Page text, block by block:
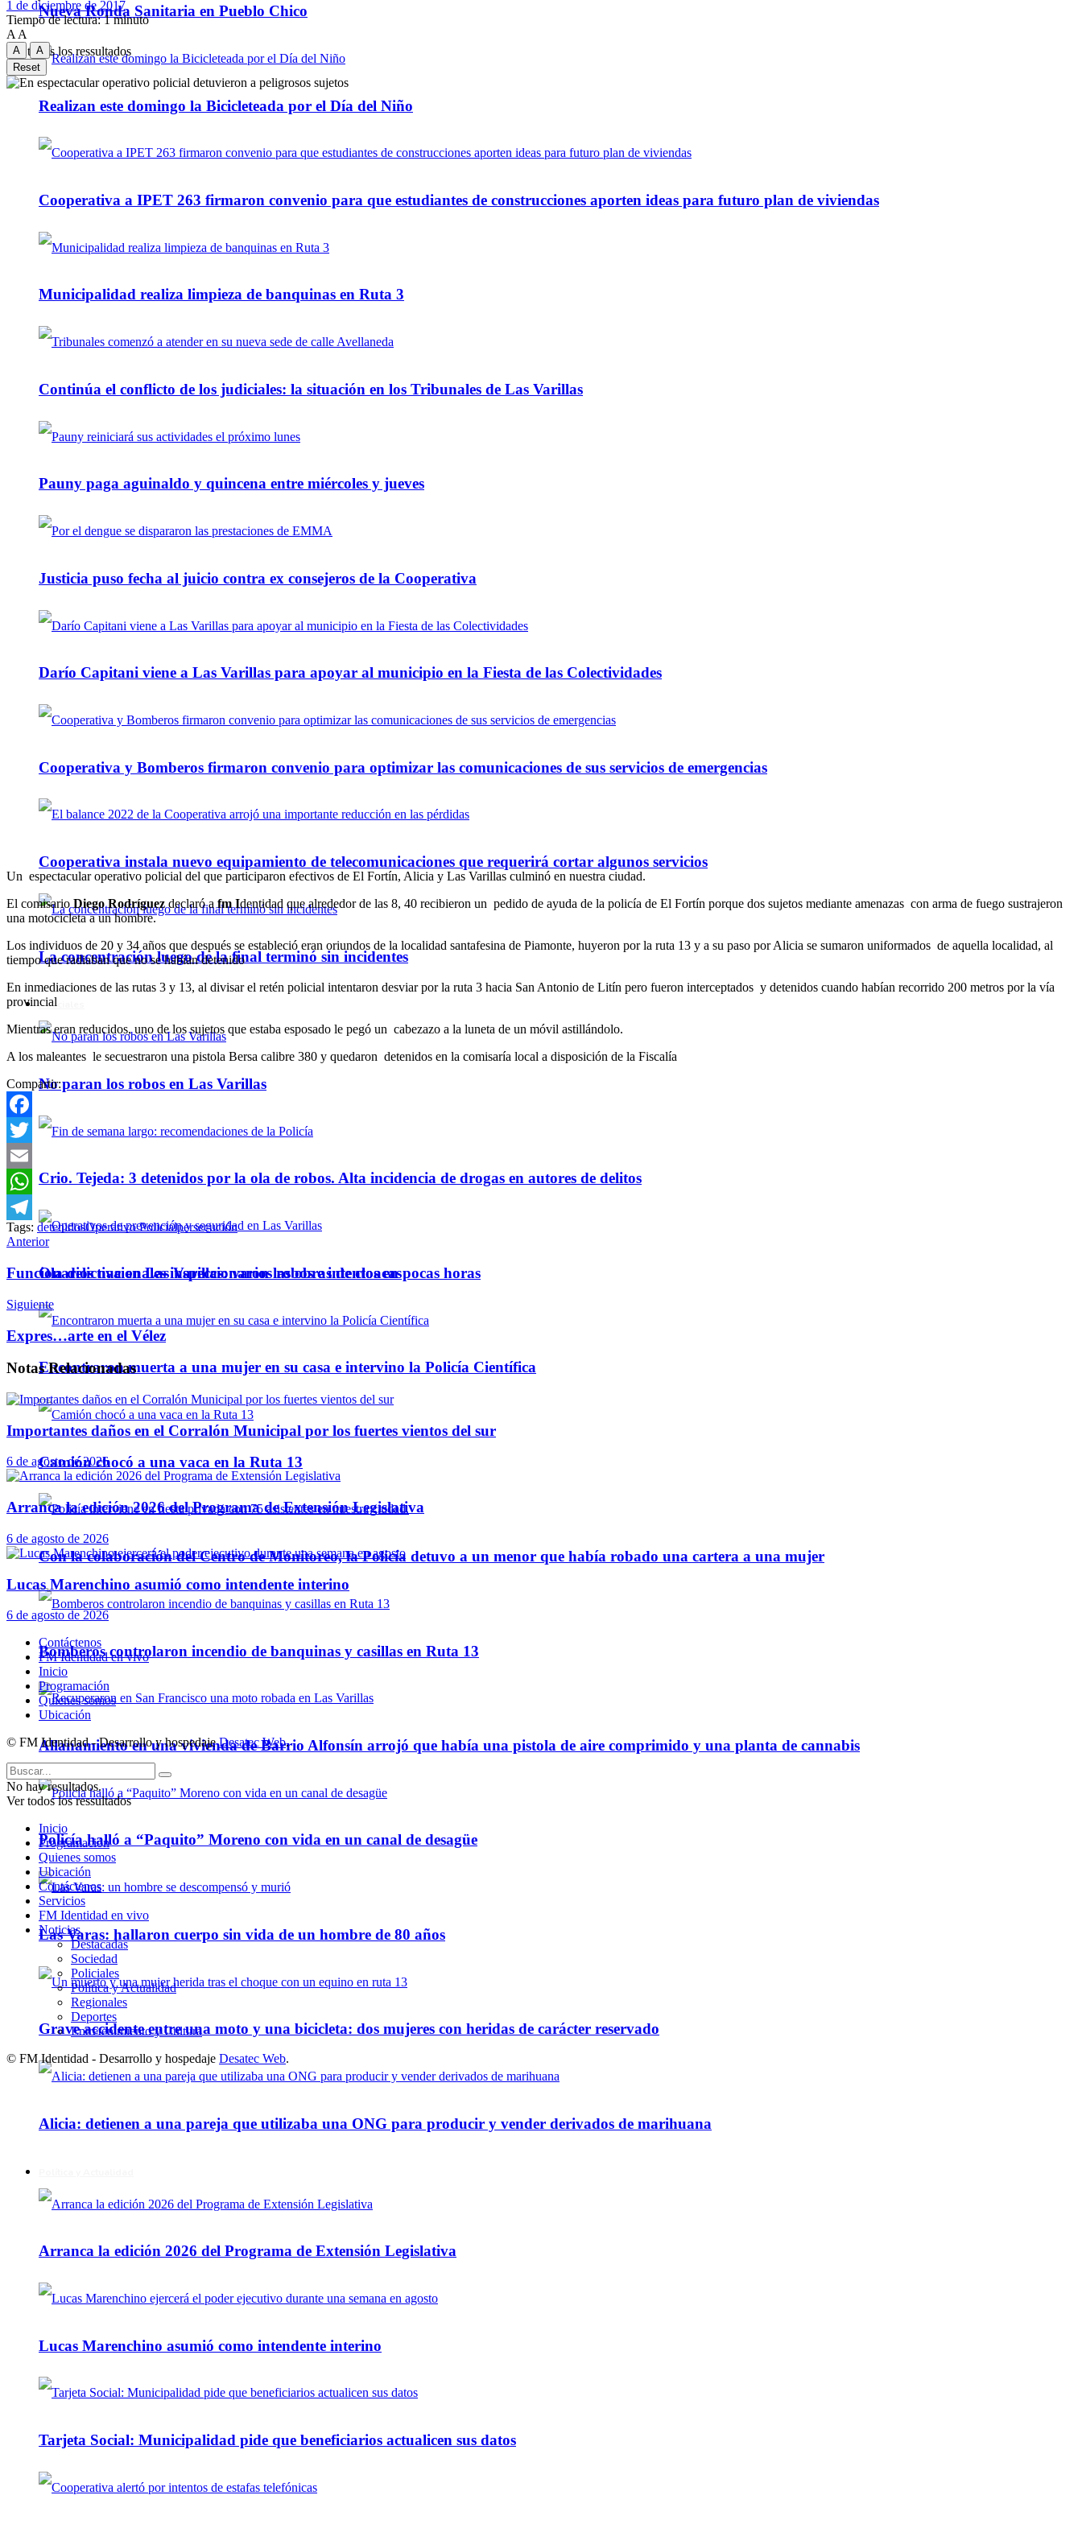
Nueva Ronda Sanitaria en Pueblo Chico
Realizan este domingo la Bicicleteada por el Día del Niño
Cooperativa a IPET 263 firmaron convenio para que estudiantes de construcciones aporten ideas para futuro plan de viviendas
Municipalidad realiza limpieza de banquinas en Ruta 3
Continúa el conflicto de los judiciales: la situación en los Tribunales de Las Varillas
Pauny paga aguinaldo y quincena entre miércoles y jueves
Justicia puso fecha al juicio contra ex consejeros de la Cooperativa
Darío Capitani viene a Las Varillas para apoyar al municipio en la Fiesta de las Colectividades
Cooperativa y Bomberos firmaron convenio para optimizar las comunicaciones de sus servicios de emergencias
Cooperativa instala nuevo equipamiento de telecomunicaciones que requerirá cortar algunos servicios
La concentración luego de la final terminó sin incidentes
Policiales
No paran los robos en Las Varillas
Crio. Tejeda: 3 detenidos por la ola de robos. Alta incidencia de drogas en autores de delitos
Ola delictiva en Las Varillas: varios robos e intentos en pocas horas
Encontraron muerta a una mujer en su casa e intervino la Policía Científica
Camión chocó a una vaca en la Ruta 13
Con la colaboración del Centro de Monitoreo, la Policía detuvo a un menor que había robado una cartera a una mujer
Bomberos controlaron incendio de banquinas y casillas en Ruta 13
Allanamiento en una vivienda de Barrio Alfonsín arrojó que había una pistola de aire comprimido y una planta de cannabis
Policía halló a “Paquito” Moreno con vida en un canal de desagüe
Las Varas: hallaron cuerpo sin vida de un hombre de 80 años
Grave accidente entre una moto y una bicicleta: dos mujeres con heridas de carácter reservado
Alicia: detienen a una pareja que utilizaba una ONG para producir y vender derivados de marihuana
Arranca la edición 2026 del Programa de Extensión Legislativa
Lucas Marenchino asumió como intendente interino
Tarjeta Social: Municipalidad pide que beneficiarios actualicen sus datos
Ver todos los ressultados
1 de diciembre de 2017
Tiempo de lectura: 1 minuto
A A
A
A
Reset
Un espectacular operativo policial del que participaron efectivos de El Fortín, Alicia y Las Varillas culminó en nuestra ciudad.
El comisarioDiego Rodríguezdeclaró afm Identidad que alrededor de las 8, 40 recibieron un pedido de ayuda de la policía de El Fortín porque dos sujetos mediante amenazas con arma de fuego sustrajeron
una motocicleta a un hombre.
Los individuos de 20 y 34 años que después se estableció eran oriundos de la localidad santafesina de Piamonte, huyeron por la ruta 13 y a su paso por Alicia se sumaron uniformados de aquella localidad, al
tiempo que radiaban que no se habían detenido
En inmediaciones de las rutas 3 y 13, al divisar el retén policial intentaron desviar por la ruta 3 hacia San Antonio de Litín pero fueron interceptados y detenidos cuando habían recorrido 200 metros por la vía
provincial
Mientras eran reducidos, uno de los sujetos que estaba esposado le pegó un cabezazo a la luneta de un móvil astillándolo.
A los maleantes le secuestraron una pistola Bersa calibre 380 y quedaron detenidos en la comisaría local a disposición de la Fiscalía
Compartir:
Facebook
Twitter
Email
WhatsApp
Telegram
Tags: detenidosOperativo Policialpersecución
Anterior
Funcionarios nacionales inspeccionaron las obras de cloacas
Siguiente
Expres…arte en el Vélez
NotasRelacionadas
Importantes daños en el Corralón Municipal por los fuertes vientos del sur
6 de agosto de 2026
Arranca la edición 2026 del Programa de Extensión Legislativa
6 de agosto de 2026
Lucas Marenchino asumió como intendente interino
6 de agosto de 2026
Contáctenos
FM Identidad en vivo
Inicio
Programación
Quienes somos
Ubicación
© FM Identidad - Desarrollo y hospedajeDesatec Web.
No hay resultados.
Ver todos los ressultados
Inicio
Programación
Quienes somos
Ubicación
Contáctenos
Servicios
FM Identidad en vivo
Noticias
Destacadas
Sociedad
Policiales
Política y Actualidad
Regionales
Deportes
Entretenimiento y Cultura
© FM Identidad - Desarrollo y hospedaje Desatec Web.